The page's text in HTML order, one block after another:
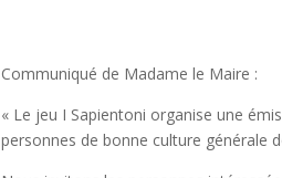
Communiqué de Madame le Maire :
« Le jeu I Sapientoni organise une
personnes de bonne culture générale